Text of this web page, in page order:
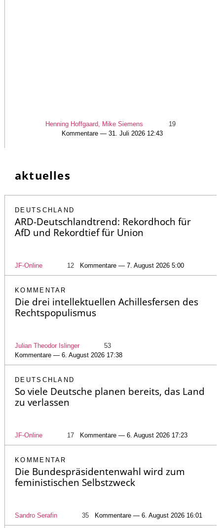
Henning Hoffgaard, Mike Siemens
19
Kommentare — 31. Juli 2026 12:43
aktuelles
DEUTSCHLAND
ARD-Deutschlandtrend: Rekordhoch für
AfD und Rekordtief für Union
JF-Online 12 Kommentare — 7. August 2026 5:00
KOMMENTAR
Die drei intellektuellen Achillesfersen des
Rechtspopulismus
Julian Theodor Islinger
53
Kommentare — 6. August 2026 17:38
DEUTSCHLAND
So viele Deutsche planen bereits, das Land
zu verlassen
JF-Online 17 Kommentare — 6. August 2026 17:23
KOMMENTAR
Die Bundespräsidentenwahl wird zum
feministischen Selbstzweck
Sandro Serafin 35 Kommentare — 6. August 2026 16:01